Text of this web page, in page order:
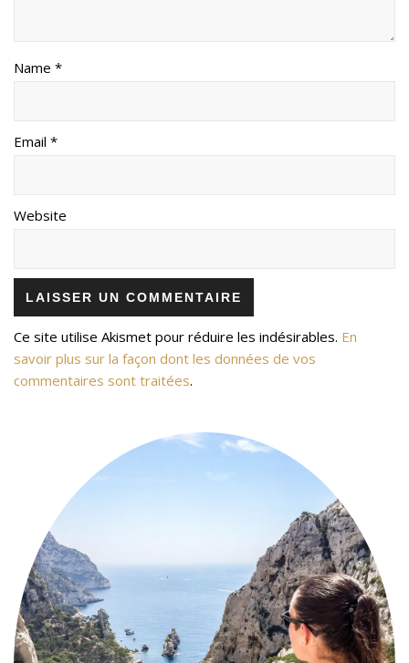
Name *
Email *
Website
Ce site utilise Akismet pour réduire les indésirables. En
savoir plus sur la façon dont les données de vos
commentaires sont traitées.